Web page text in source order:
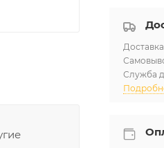
Служба